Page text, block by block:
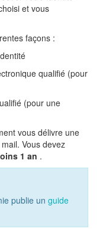
et vous
façons :
qualifié (pour
(pour une
vous délivre une
Vous devez
1 an .
publie un guide